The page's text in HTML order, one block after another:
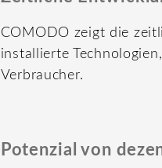
COMODO zeigt die
installierte
Verbraucher.
Potenzial von